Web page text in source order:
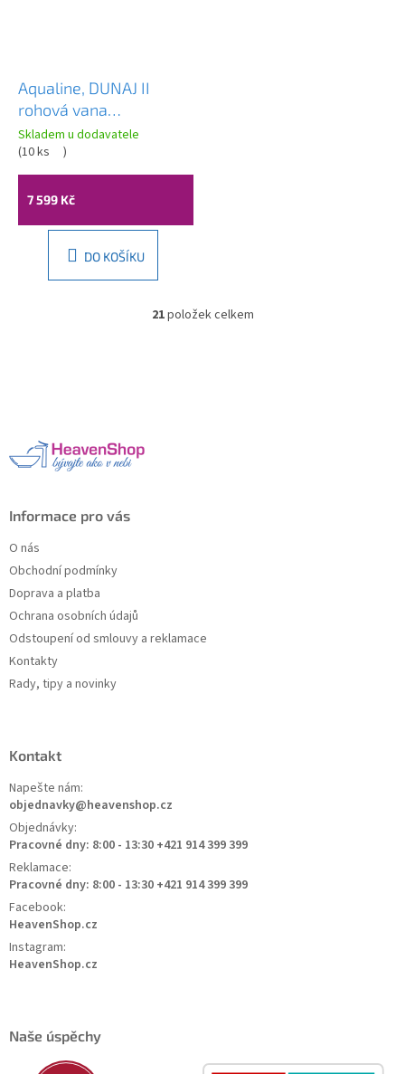
Aqualine, DUNAJ II
rohová vana
150x150x48 cm bez
nožiček, bílá, G1350
Skladem u dodavatele
(10 ks )
7 599 Kč
DO KOŠÍKU
O
u
21položek celkem
Informace pro vás
O nás
Obchodní podmínky
Doprava a platba
Ochrana osobních údajů
Odstoupení od smlouvy a reklamace
Kontakty
Rady, tipy a novinky
Kontakt
Napešte nám:
objednavky@heavenshop.cz
Objednávky:
Pracovné dny: 8:00 - 13:30 +421 914 399 399
Reklamace:
Pracovné dny: 8:00 - 13:30 +421 914 399 399
Facebook:
HeavenShop.cz
Instagram:
HeavenShop.cz
Naše úspěchy